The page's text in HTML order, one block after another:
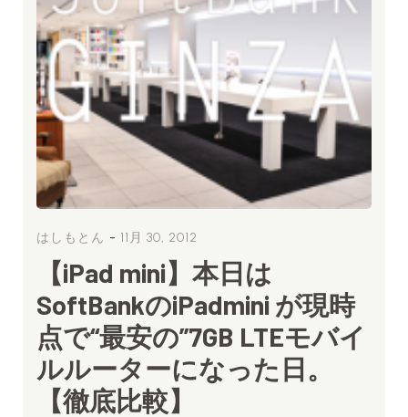
はしもとん - 11月 30, 2012
【iPad mini】本日は
SoftBankのiPadmini が現時
点で“最安の”7GB LTEモバイ
ルルーターになった日。
【徹底比較】